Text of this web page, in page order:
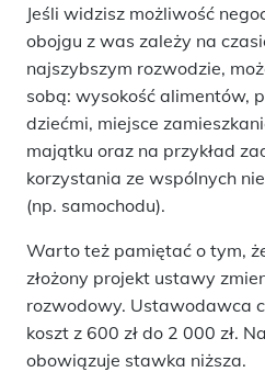
Jeśli widzisz możliwość
obojgu z was zależy na
najszybszym rozwodzie,
sobą: wysokość alimentów,
dziećmi, miejsce
majątku oraz na przykład
korzystania ze wspólnych
(np. samochodu).
Warto też pamiętać o tym,
złożony projekt ustawy
rozwodowy. Ustawodawca
koszt z 600 zł do 2 000 zł.
obowiązuje stawka niższa.